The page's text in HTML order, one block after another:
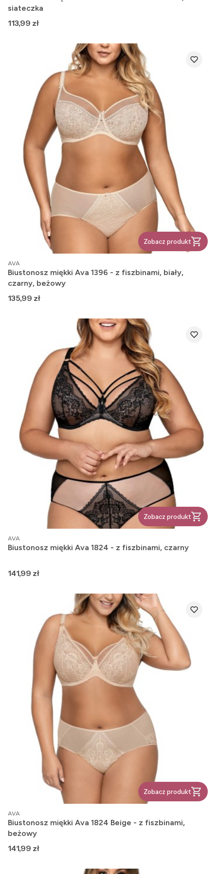
siateczka
Cena
113,99 zł
Zobacz produkt
PRODUCENT
AVA
Biustonosz miękki Ava 1396 - z fiszbinami, biały,
czarny, beżowy
Cena
135,99 zł
Zobacz produkt
PRODUCENT
AVA
Biustonosz miękki Ava 1824 - z fiszbinami, czarny
Cena
141,99 zł
Zobacz produkt
PRODUCENT
AVA
Biustonosz miękki Ava 1824 Beige - z fiszbinami,
beżowy
Cena
141,99 zł